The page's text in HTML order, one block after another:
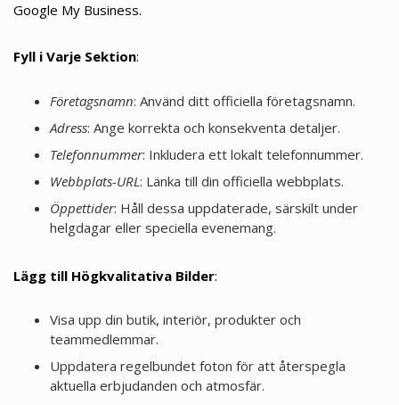
Google My Business.
Fyll i Varje Sektion:
Företagsnamn: Använd ditt officiella företagsnamn.
Adress: Ange korrekta och konsekventa detaljer.
Telefonnummer: Inkludera ett lokalt telefonnummer.
Webbplats-URL: Länka till din officiella webbplats.
Öppettider: Håll dessa uppdaterade, särskilt under
helgdagar eller speciella evenemang.
Lägg till Högkvalitativa Bilder:
Visa upp din butik, interiör, produkter och
teammedlemmar.
Uppdatera regelbundet foton för att återspegla
aktuella erbjudanden och atmosfär.